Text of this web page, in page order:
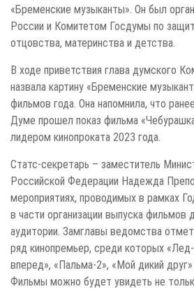
«Бременские музыканты». Он был
России и Комитетом Госдумы по
отцовства, материнства и детства.
В ходе приветствия глава думского
назвала картину «Бременские
фильмов года. Она напомнила, что
Думе прошел показ фильма
лидером кинопроката 2023 года.
Статс-секретарь – заместитель
Российской Федерации Надежда
мероприятиях, проводимых в рамках
в части организации выпуска фильмов
аудитории. Замглавы ведомства
ряд кинопремьер, среди которых
вперед», «Пальма-2», «Мой дикий друг»
Фильмы можно будет увидеть не